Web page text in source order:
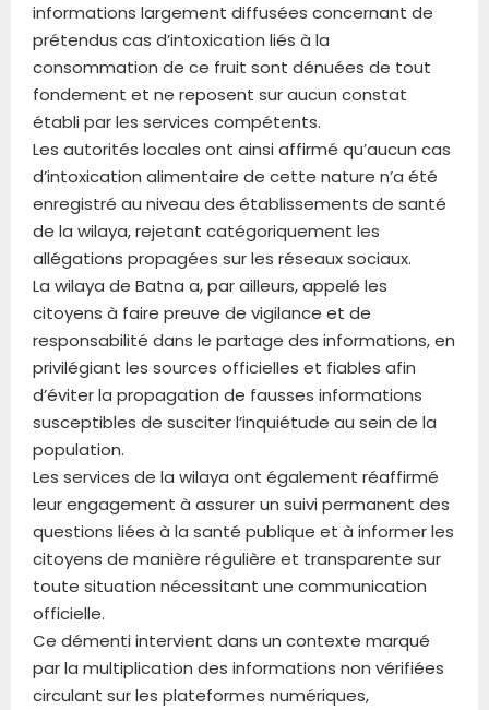
informations largement diffusées concernant de
prétendus cas d’intoxication liés à la
consommation de ce fruit sont dénuées de tout
fondement et ne reposent sur aucun constat
établi par les services compétents.
Les autorités locales ont ainsi affirmé qu’aucun cas
d’intoxication alimentaire de cette nature n’a été
enregistré au niveau des établissements de santé
de la wilaya, rejetant catégoriquement les
allégations propagées sur les réseaux sociaux.
La wilaya de Batna a, par ailleurs, appelé les
citoyens à faire preuve de vigilance et de
responsabilité dans le partage des informations, en
privilégiant les sources officielles et fiables afin
d’éviter la propagation de fausses informations
susceptibles de susciter l’inquiétude au sein de la
population.
Les services de la wilaya ont également réaffirmé
leur engagement à assurer un suivi permanent des
questions liées à la santé publique et à informer les
citoyens de manière régulière et transparente sur
toute situation nécessitant une communication
officielle.
Ce démenti intervient dans un contexte marqué
par la multiplication des informations non vérifiées
circulant sur les plateformes numériques,